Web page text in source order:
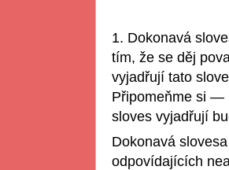
1. Dokonavá
tím, že se děj
vyjadřují tato
Připomeňme si —
sloves vyjadřují
Dokonavá
odpovídajících